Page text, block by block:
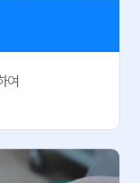
여